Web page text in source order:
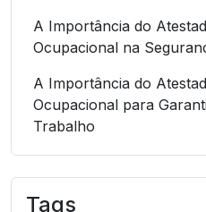
A Importância do
Ocupacional na
A Importância do
Ocupacional para
Trabalho
A Importância do
Ocupacional para
Trabalho
Tags